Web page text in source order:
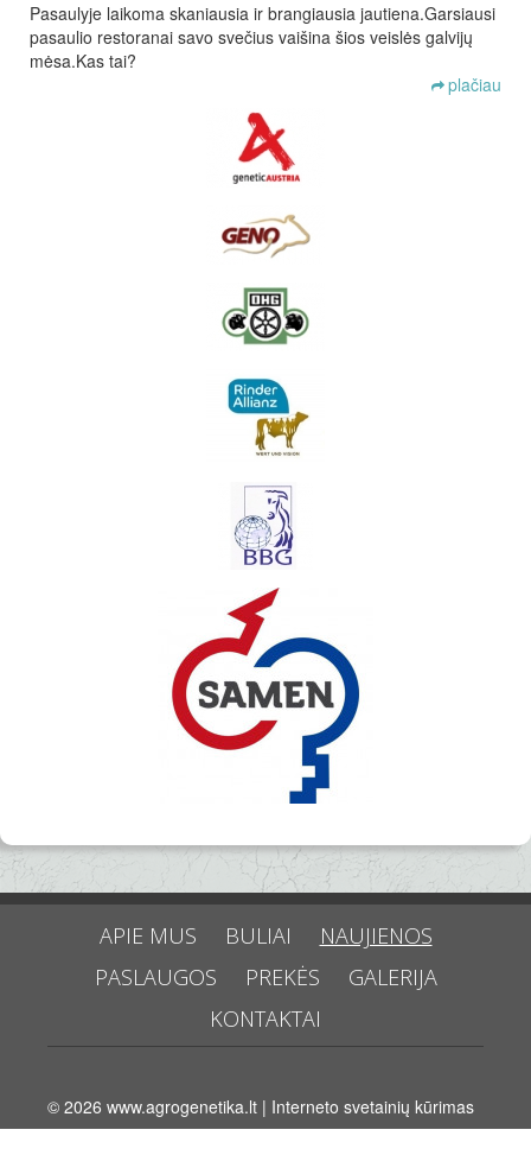
Pasaulyje laikoma skaniausia ir brangiausia jautiena.Garsiausi
pasaulio restoranai savo svečius vaišina šios veislės galvijų
mėsa.Kas tai?
plačiau
APIE MUS BULIAI
NAUJIENOS
PASLAUGOS
PREKĖS
GALERIJA
KONTAKTAI
© 2026 www.agrogenetika.lt | Interneto svetainių kūrimas